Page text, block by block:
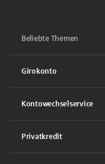
Beliebte Themen
Girokonto
Kontowechselservice
Privatkredit